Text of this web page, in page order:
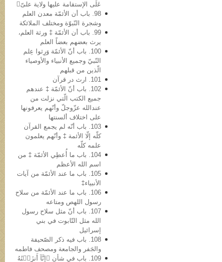
عَلَی الإستقامة علیها ولایة علیّ
98. باب أن الأئمّة معدن العلم
وشجرة النّبوّة ومختلف الملائکة
99. باب أن الأئمّة ‡ ورثة العلم،
یرث بعضهم بعضاً العلم
100. باب أنّ الأئمّة وَرِثوا عِلم
النّبيّ وجمیع الأنبیاء والأوصیاء
الّذین من قبلهم
101. ارث در قرآن
102. باب أنّ الأئمّة ‡ عندهم
جمیع الکتب الّتي نزلت من
عندالله عزّوجلّ وأنّهم یعرفونها
علی اختلاف ألسنتها
103. باب أنّه لم یجمع القرآن
کلّه إلّا الأئمة ‡ وأنّهم یعلمون
علمه کلّه
104. باب ما أُعطِي الأئمّة ‡ من
اسم الله الأعظم
105. باب ما عند الأئمّة من آیات
الأنبیاء‡
106. باب ما عند الأئمّة من سلاح
رسول اللهص ومتاعه
107. باب أنّ مثل سلاح رسول
الله مثل التّابوت في بني
إسرائیل
108. باب فیه ذکر الصّحیفة
والجَفر والجامعة ومصحف فاطمه
109. باب في شأن ﴿إِنَّآ أَنزَلۡنَٰهُ